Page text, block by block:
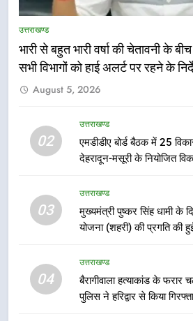
उत्तराखण्ड
भारी से बहुत भारी वर्षा की चेतावनी के
सभी विभागों को हाई अलर्ट पर रहने के
August 5, 2026
02
उत्तराखण्ड
एमडीडीए बोर्ड बैठक में 25
देहरादून-मसूरी के नियोजित
03
उत्तराखण्ड
मुख्यमंत्री पुष्कर सिंह धामी के
योजना (शहरी) की प्रगति की हुई
04
उत्तराखण्ड
बैरागीवाला हत्याकांड के
पुलिस ने हरिद्वार से किया
भारी बारिश का
उत्तराखण्ड
कांवड़ मार्ग
उत्तराखण्ड
प्रदेश कांग्रेस
का शुभारंभ
उत्तराखण्ड
8
सड़क सुरक्षा पर
ब्लैक स्पॉट होंगे